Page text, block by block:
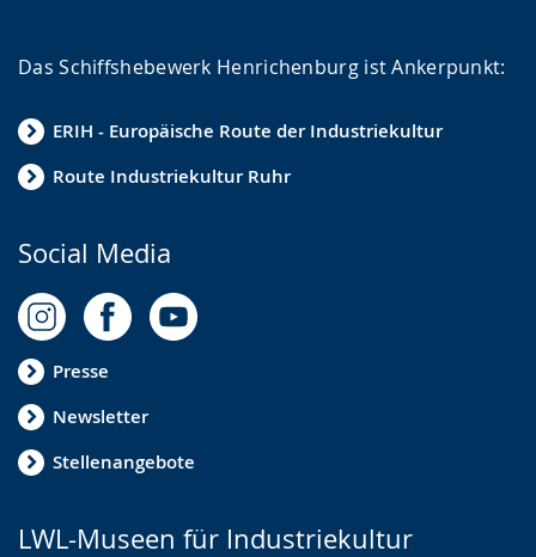
Das Schiffshebewerk Henrichenburg ist Ankerpunkt:
ERIH - Europäische Route der Industriekultur
Route Industriekultur Ruhr
Social Media
Presse
Newsletter
Stellenangebote
LWL-Museen für Industriekultur